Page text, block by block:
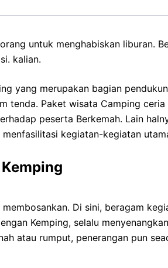
untuk menghabiskan liburan.
kalian.
yang merupakan bagian
tenda. Paket wisata Camping
peserta Berkemah. Lain
kegiatan-kegiatan
Di sini, beragam
Kemping, selalu
atau rumput, penerangan pun